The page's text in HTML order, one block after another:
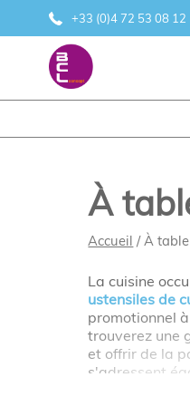
+33 (0)4 72 53 08 12
À
Accueil / À
La cuisine
ustensiles de
promotionnel
trouverez une
et offrir de la
s'adressent